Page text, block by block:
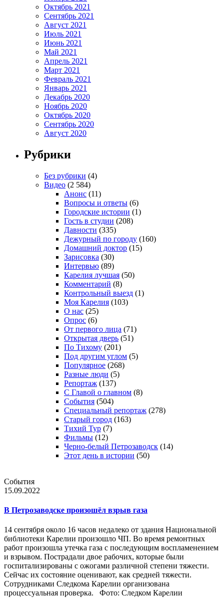
Октябрь 2021
Сентябрь 2021
Август 2021
Июль 2021
Июнь 2021
Май 2021
Апрель 2021
Март 2021
Февраль 2021
Январь 2021
Декабрь 2020
Ноябрь 2020
Октябрь 2020
Сентябрь 2020
Август 2020
Рубрики
Без рубрики (4)
Видео (2 584)
Анонс (11)
Вопросы и ответы (6)
Городские истории (1)
Гость в студии (208)
Давности (335)
Дежурный по городу (160)
Домашний доктор (15)
Зарисовка (30)
Интервью (89)
Карелия лучшая (50)
Комментарий (8)
Контрольный выезд (1)
Моя Карелия (103)
О нас (25)
Опрос (6)
От первого лица (71)
Открытая дверь (51)
По Тихому (201)
Под другим углом (5)
Популярное (268)
Разные люди (5)
Репортаж (137)
С Главой о главном (8)
События (504)
Специальный репортаж (278)
Старый город (163)
Тихий Тур (7)
Фильмы (12)
Черно-белый Петрозаводск (14)
Этот день в истории (50)
События
15.09.2022
В Петрозаводске произошёл взрыв газа
14 сентября около 16 часов недалеко от здания Национальной
библиотеки Карелии произошло ЧП. Во время ремонтных
работ произошла утечка газа с последующим воспламенением
и взрывом. Пострадали двое рабочих, которые были
госпитализированы с ожогами различной степени тяжести.
Сейчас их состояние оценивают, как средней тяжести.
Сотрудниками Следкома Карелии организована
процессуальная проверка. Фото: Следком Карелии